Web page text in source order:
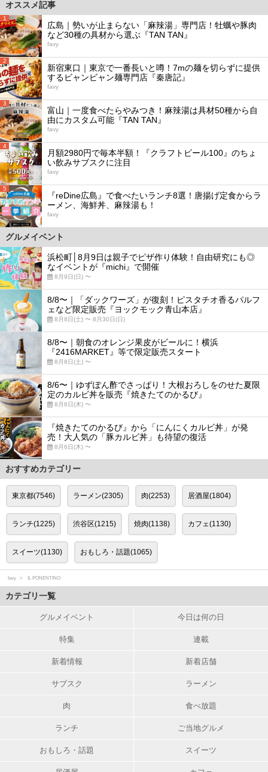
オススメ記事
1
広島｜勢いが止まらない「麻辣湯」専門店！牡蠣や豚肉
など30種の具材から選ぶ『TAN TAN』
favy
2
新宿東口｜東京で一番長いと噂！7mの麺を切らずに提供
するビャンビャン麺専門店『秦唐記』
favy
3
富山｜一度食べたらやみつき！麻辣湯は具材50種から自
由にカスタム可能『TAN TAN』
favy
4
月額2980円で毎本半額！『クラフトビール100』のちょ
い飲みサブスクに注目
favy
5
『reDine広島』で食べたいランチ8選！唐揚げ定食からラ
ーメン、海鮮丼、麻辣湯も！
favy
グルメイベント
浜松町│8月9日は親子でピザ作り体験！自由研究にも◎
なイベントが『michi』で開催
8月9日(日) 〜
8/8〜｜「ダックワーズ」が復刻！ピスタチオ香るパルフ
ェなど限定販売『ヨックモック青山本店』
8月8日(土) 〜 8月30日(日)
8/8〜｜朝食のオレンジ果皮がビールに！横浜
『2416MARKET』等で限定販売スタート
8月8日(土) 〜
8/6〜｜ゆずぽん酢でさっぱり！大根おろしをのせた夏限
定のカルビ丼を販売『焼きたてのかるび』
8月6日(木) 〜
『焼きたてのかるび』から「にんにくカルビ丼」が発
売！大人気の「豚カルビ丼」も待望の復活
8月6日(木) 〜
おすすめカテゴリー
東京都(7546) ラーメン(2305) 肉(2253) 居酒屋(1804)
ランチ(1225) 渋谷区(1215) 焼肉(1138) カフェ(1130)
スイーツ(1130) おもしろ・話題(1065)
favy IL PONENTINO
カテゴリ一覧
グルメイベント 今日は何の日
特集 連載
新着情報 新着店舗
サブスク ラーメン
肉 食べ放題
ランチ ご当地グルメ
おもしろ・話題 スイーツ